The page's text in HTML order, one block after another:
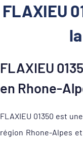
FLAXIEU
FLAXIEU
en Rhone-
FLAXIEU 01350 est
région Rhone-Alpes